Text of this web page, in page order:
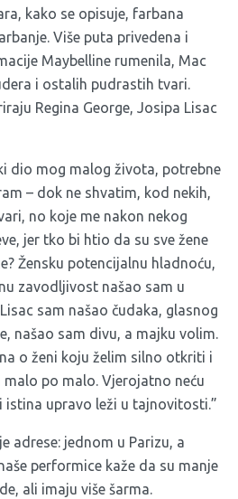
kako se opisuje, farbana
Više puta privedena i
Maybelline rumenila, Mac
i ostalih pudrastih tvari.
Regina George, Josipa Lisac
dio mog malog života, potrebne
– dok ne shvatim, kod nekih,
no koje me nakon nekog
jer tko bi htio da su sve žene
Žensku potencijalnu hladnoću,
zavodljivost našao sam u
sam našao čudaka, glasnog
našao sam divu, a majku volim.
o ženi koju želim silno otkriti i
po malo. Vjerojatno neću
upravo leži u tajnovitosti.”
adrese: jednom u Parizu, a
performice kaže da su manje
ali imaju više šarma.